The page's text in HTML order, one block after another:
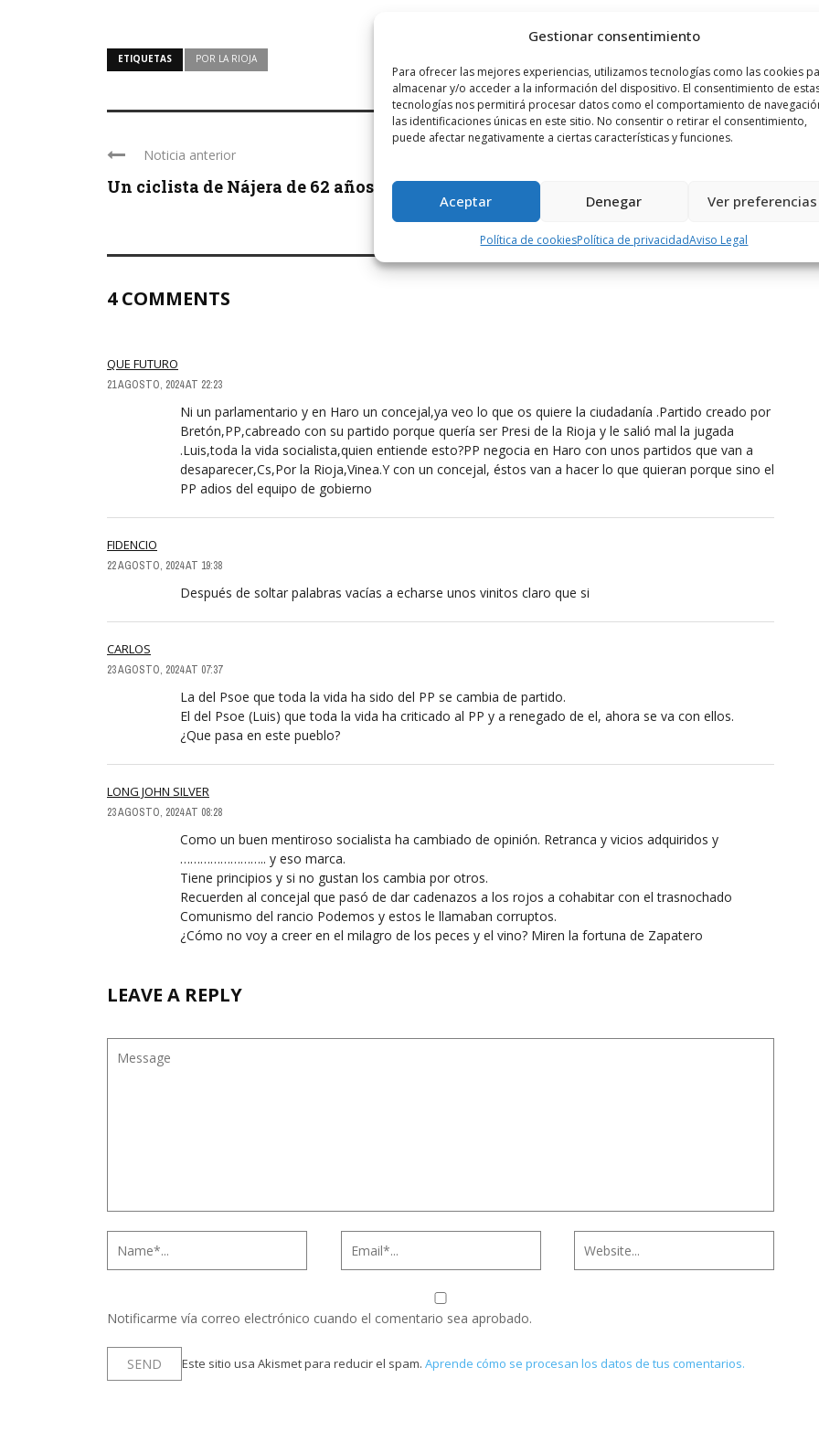
Gestionar consentimiento
Para ofrecer las mejores experiencias, utilizamos tecnologías como las cookies
almacenar y/o acceder a la información del dispositivo. El consentimiento de
tecnologías nos permitirá procesar datos como el comportamiento de
las identificaciones únicas en este sitio. No consentir o retirar el consentimiento,
puede afectar negativamente a ciertas características y funciones.
Aceptar Denegar Ver preferencias
Política de cookiesPolítica de privacidadAviso Legal
ETIQUETAS POR LA RIOJA
Noticia anterior
Un ciclista de Nájera de 62 años ... VÍDEO Y AUDIO | Treviana celebra la ...
4 COMMENTS
QUE FUTURO
21 AGOSTO, 2024 AT 22:23
Ni un parlamentario y en Haro un concejal,ya veo lo que os quiere la ciudadanía .Partido creado por
Bretón,PP,cabreado con su partido porque quería ser Presi de la Rioja y le salió mal la jugada
.Luis,toda la vida socialista,quien entiende esto?PP negocia en Haro con unos partidos que van a
desaparecer,Cs,Por la Rioja,Vinea.Y con un concejal, éstos van a hacer lo que quieran porque sino el
PP adios del equipo de gobierno
FIDENCIO
22 AGOSTO, 2024 AT 19:38
Después de soltar palabras vacías a echarse unos vinitos claro que si
CARLOS
23 AGOSTO, 2024 AT 07:37
La del Psoe que toda la vida ha sido del PP se cambia de partido.
El del Psoe (Luis) que toda la vida ha criticado al PP y a renegado de el, ahora se va con ellos.
¿Que pasa en este pueblo?
LONG JOHN SILVER
23 AGOSTO, 2024 AT 08:28
Como un buen mentiroso socialista ha cambiado de opinión. Retranca y vicios adquiridos y
…………………….. y eso marca.
Tiene principios y si no gustan los cambia por otros.
Recuerden al concejal que pasó de dar cadenazos a los rojos a cohabitar con el trasnochado
Comunismo del rancio Podemos y estos le llamaban corruptos.
¿Cómo no voy a creer en el milagro de los peces y el vino? Miren la fortuna de Zapatero
LEAVE A REPLY
Notificarme vía correo electrónico cuando el comentario sea aprobado.
Este sitio usa Akismet para reducir el spam. Aprende cómo se procesan los datos de tus comentarios.